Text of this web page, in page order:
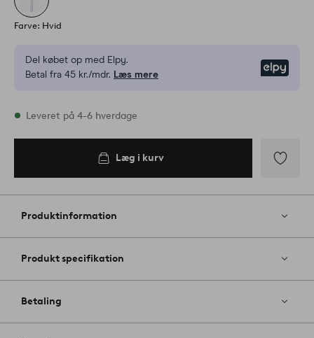
Farve: Hvid
Del købet op med Elpy.
Betal fra 45 kr./mdr. Læs mere
På lager
Leveret på 4-6 hverdage
Læg i kurv
til
Produktinformation
Produkt specifikation
Betaling